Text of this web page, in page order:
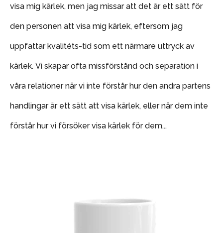
visa mig kärlek, men jag missar att det är ett sätt för
den personen att visa mig kärlek, eftersom jag
uppfattar kvalitéts-tid som ett närmare uttryck av
kärlek. Vi skapar ofta missförstånd och separation i
våra relationer när vi inte förstår hur den andra partens
handlingar är ett sätt att visa kärlek, eller när dem inte
förstår hur vi försöker visa kärlek för dem...